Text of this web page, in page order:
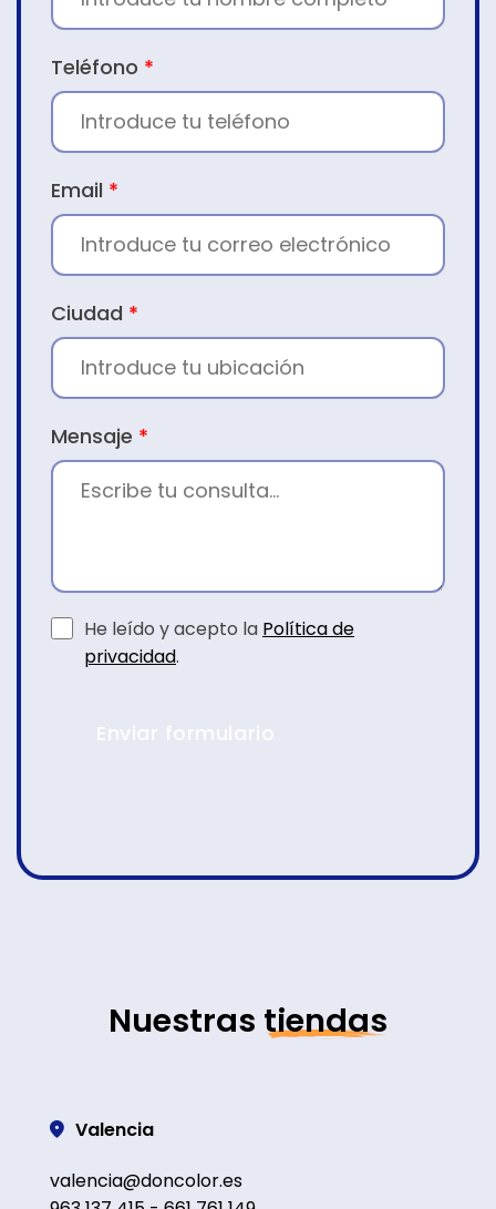
Teléfono *
Email *
Ciudad *
Mensaje *
He leído y acepto la Política de
privacidad.
Enviar formulario
Nuestras tiendas
Valencia
valencia@doncolor.es